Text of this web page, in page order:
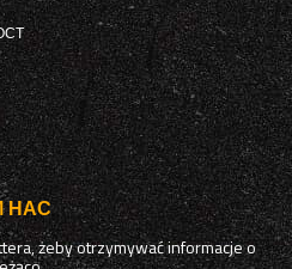
НАС
żeby otrzymywać informacje o